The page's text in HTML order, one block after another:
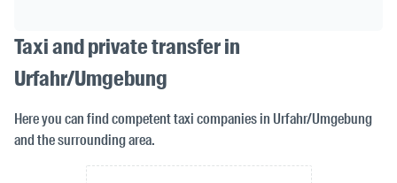
Taxi and private transfer in
Urfahr/Umgebung
Here you can find competent taxi companies in Urfahr/Umgebung
and the surrounding area.